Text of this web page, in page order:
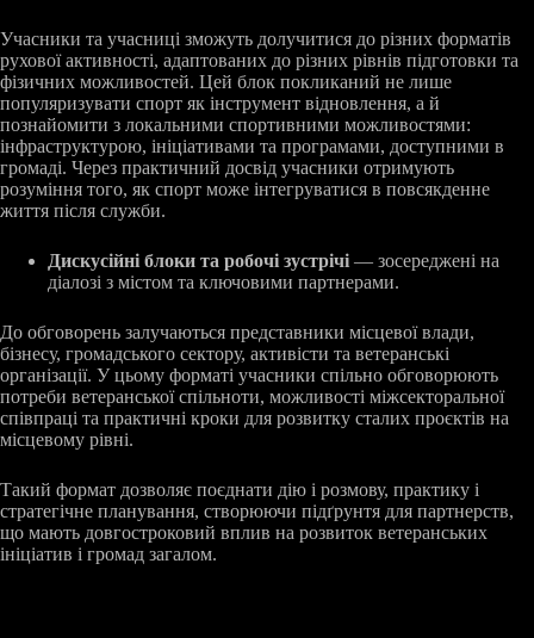
Учасники та учасниці зможуть долучитися до різних форматів
рухової активності, адаптованих до різних рівнів підготовки та
фізичних можливостей. Цей блок покликаний не лише
популяризувати спорт як інструмент відновлення, а й
познайомити з локальними спортивними можливостями:
інфраструктурою, ініціативами та програмами, доступними в
громаді. Через практичний досвід учасники отримують
розуміння того, як спорт може інтегруватися в повсякденне
життя після служби.
Дискусійні блоки та робочі зустрічі — зосереджені на
діалозі з містом та ключовими партнерами.
До обговорень залучаються представники місцевої влади,
бізнесу, громадського сектору, активісти та ветеранські
організації. У цьому форматі учасники спільно обговорюють
потреби ветеранської спільноти, можливості міжсекторальної
співпраці та практичні кроки для розвитку сталих проєктів на
місцевому рівні.
Такий формат дозволяє поєднати дію і розмову, практику і
стратегічне планування, створюючи підґрунтя для партнерств,
що мають довгостроковий вплив на розвиток ветеранських
ініціатив і громад загалом.